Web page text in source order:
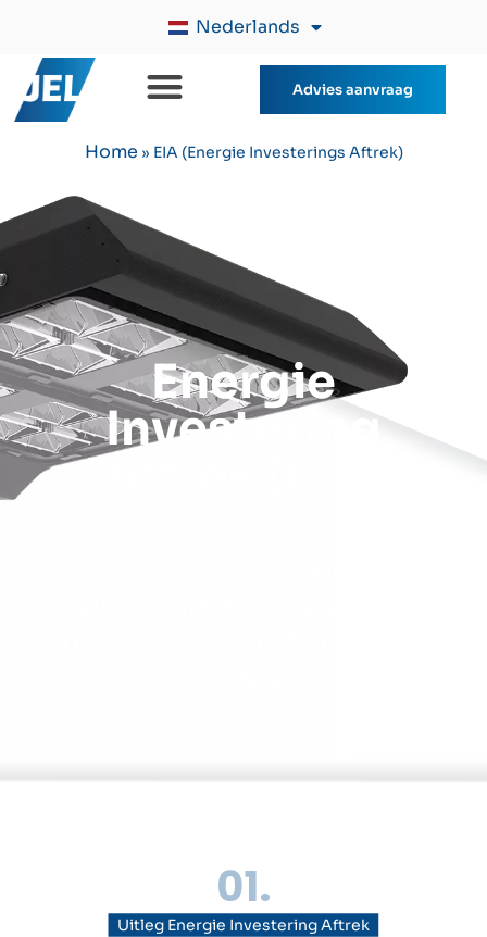
Nederlands
Advies aanvraag
Home » EIA (Energie Investerings Aftrek)
Energie
Investering
Aftrek (EIA)
01.
Uitleg Energie Investering Aftrek